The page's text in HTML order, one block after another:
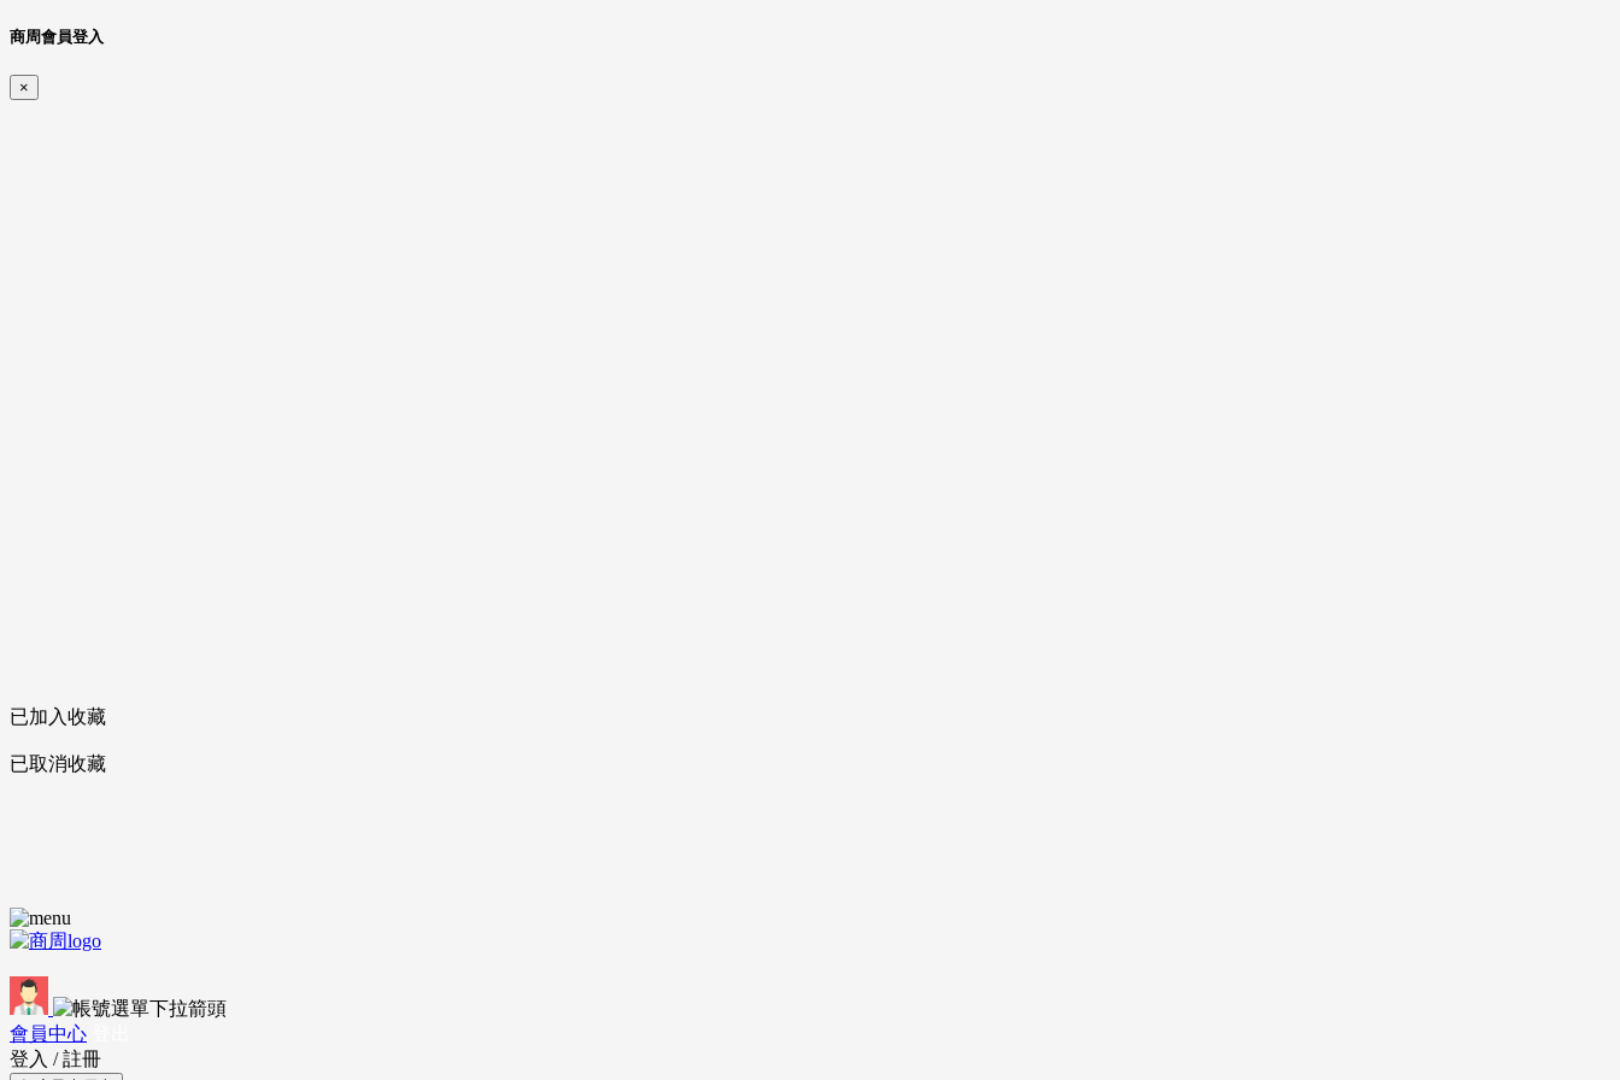
商周會員登入
×
已加入收藏
已取消收藏
會員中心
登入 / 註冊